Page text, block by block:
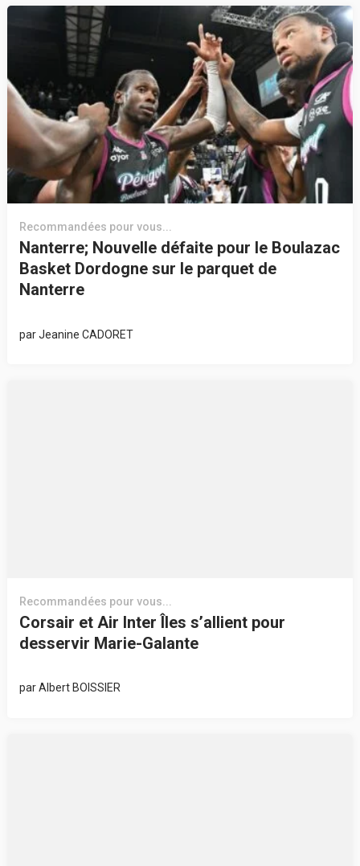
Recommandées pour vous...
Nanterre; Nouvelle défaite pour le Boulazac
Basket Dordogne sur le parquet de
Nanterre
parJeanine CADORET
Recommandées pour vous...
Corsair et Air Inter Îles s’allient pour
desservir Marie-Galante
parAlbert BOISSIER